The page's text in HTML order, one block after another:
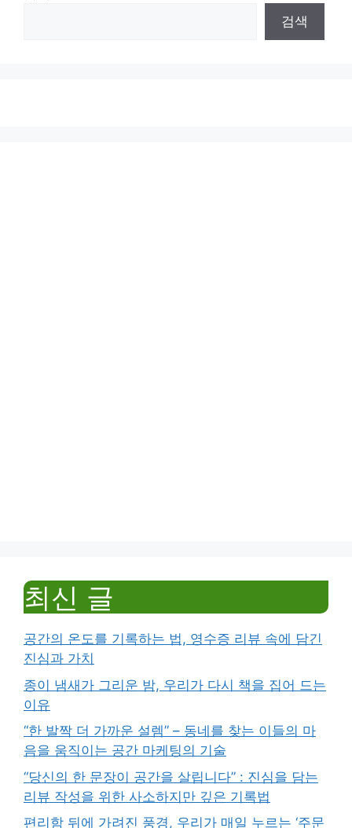
검색
최신 글
공간의 온도를 기록하는 법, 영수증 리뷰 속에 담긴
진심과 가치
종이 냄새가 그리운 밤, 우리가 다시 책을 집어 드는
이유
“한 발짝 더 가까운 설렘” – 동네를 찾는 이들의 마
음을 움직이는 공간 마케팅의 기술
“당신의 한 문장이 공간을 살립니다” : 진심을 담는
리뷰 작성을 위한 사소하지만 깊은 기록법
편리함 뒤에 가려진 풍경, 우리가 매일 누르는 ‘주문